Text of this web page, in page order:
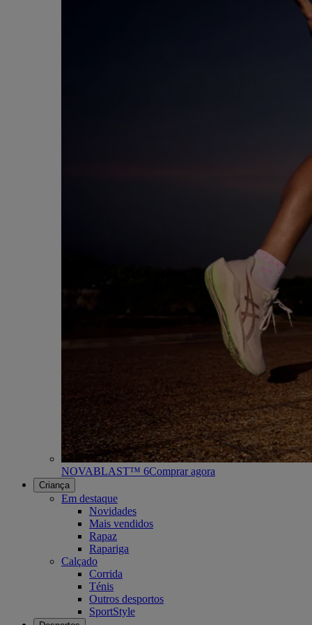
NOVABLAST™ 6Comprar agora
Criança
Em destaque
Novidades
Mais vendidos
Rapaz
Rapariga
Calçado
Corrida
Ténis
Outros desportos
SportStyle